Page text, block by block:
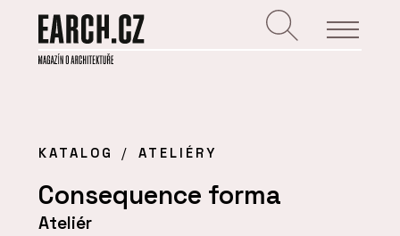
KATALOG ATELIÉRY
Consequence forma
Ateliér